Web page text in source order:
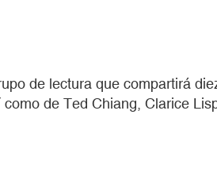
de lectura que compartirá
de Ted Chiang, Clarice